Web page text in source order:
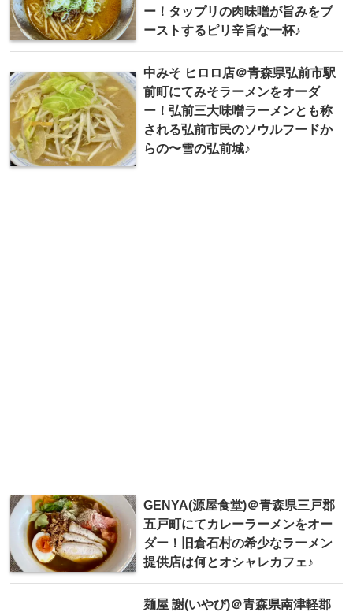
ー！タップリの肉味噌が旨みをブ
ーストするピリ辛旨な一杯♪
中みそ ヒロロ店＠青森県弘前市駅
前町にてみそラーメンをオーダ
ー！弘前三大味噌ラーメンとも称
される弘前市民のソウルフードか
らの〜雪の弘前城♪
GENYA(源屋食堂)＠青森県三戸郡
五戸町にてカレーラーメンをオー
ダー！旧倉石村の希少なラーメン
提供店は何とオシャレカフェ♪
麺屋 謝 (いやび)＠青森県南津軽郡